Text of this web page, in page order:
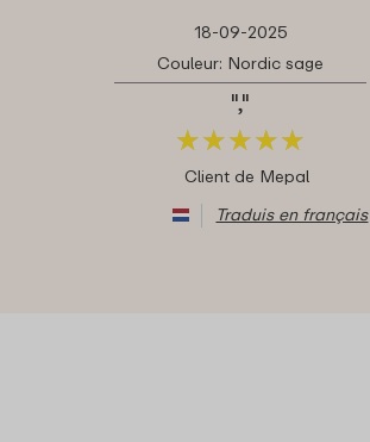
18-09-2025
Couleur: Nordic sage
","
★★★★★
★★★★★
Client de Mepal
Traduis en français